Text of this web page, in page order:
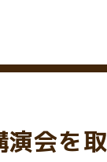
演会を